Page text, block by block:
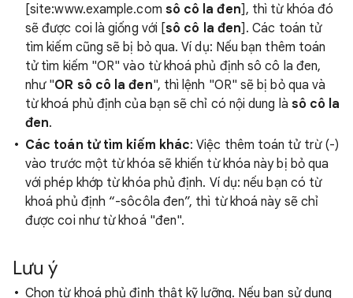
[site:www.example.com sô cô la đen], thì từ khóa đó
sẽ được coi là giống với [sô cô la đen]. Các toán tử
tìm kiếm cũng sẽ bị bỏ qua. Ví dụ: Nếu bạn thêm toán
tử tìm kiếm "OR" vào từ khoá phủ định sô cô la đen,
như "OR sô cô la đen", thì lệnh "OR" sẽ bị bỏ qua và
từ khoá phủ định của bạn sẽ chỉ có nội dung là sô cô la
đen.
Các toán tử tìm kiếm khác: Việc thêm toán tử trừ (-)
vào trước một từ khóa sẽ khiến từ khóa này bị bỏ qua
với phép khớp từ khóa phủ định. Ví dụ: nếu bạn có từ
khoá phủ định “-sôcôla đen”, thì từ khoá này sẽ chỉ
được coi như từ khoá "đen".
Lưu ý
Chọn từ khoá phủ định thật kỹ lưỡng. Nếu bạn sử dụng